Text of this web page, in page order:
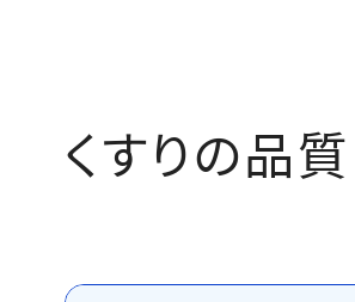
くすりの品